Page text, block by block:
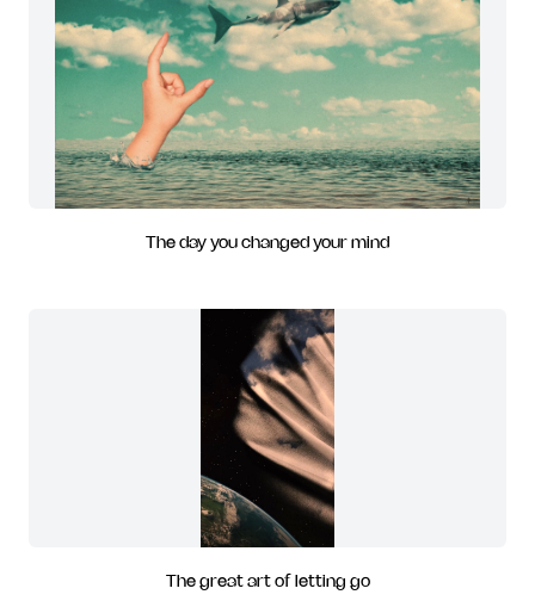
The day you changed your mind
The great art of letting go